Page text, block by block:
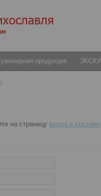
продукция
на страницу входа в систему